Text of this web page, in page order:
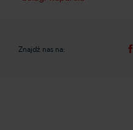
Znajdź nas na: